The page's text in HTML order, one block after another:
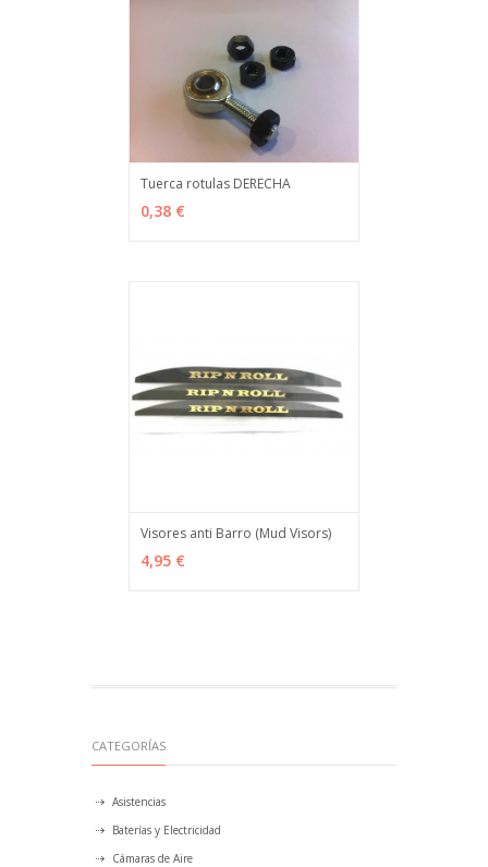
VER OPCIONES
Tuerca rotulas DERECHA
0,38 €
VER OPCIONES
Visores anti Barro (Mud Visors)
4,95 €
CATEGORÍAS
Asistencias
Baterías y Electricidad
Cámaras de Aire